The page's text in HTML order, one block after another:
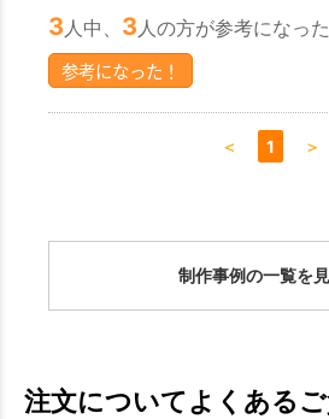
3 人中、 3 人の方が参考になっ
参考になった！
＜ 1 ＞
制作事例の一覧を
注文についてよくあるご